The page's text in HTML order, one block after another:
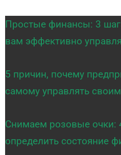
Простые финансы: 3
вам эффективно
5 причин, почему
самому управлять
Снимаем розовые очки:
определить состояние